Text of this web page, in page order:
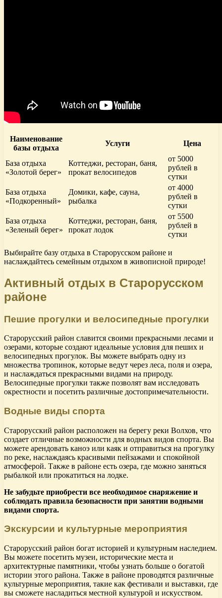
Наименование
базы отдыха
Услуги Цена
База отдыха
«Золотой берег»
Коттеджи, ресторан, баня,
прокат велосипедов
от 5000
рублей в
сутки
База отдыха
«Подкоренный»
Домики, кафе, сауна,
рыбалка
от 4000
рублей в
сутки
База отдыха
«Зеленый берег»
Коттеджи, ресторан, баня,
прокат лодок
от 5500
рублей в
сутки
Выбирайте базу отдыха в Старорусском районе и
наслаждайтесь семейным отдыхом в живописной природе!
Активный отдых в Старорусском
районе
Пешие прогулки и велосипедные прогулки
Старорусский район славится своими прекрасными лесами и
озерами, которые создают идеальные условия для пеших и
велосипедных прогулок. Вы можете выбрать одну из
множества тропинок, которые ведут через леса, поля и озера,
и наслаждаться прекрасными видами на природу.
Велосипедные прогулки также позволят вам исследовать
окрестности и посетить различные достопримечательности.
Водные виды спорта
Старорусский район расположен на берегу реки Волхов, что
создает отличные возможности для водных видов спорта. Вы
можете арендовать каноэ или каяк и отправиться на прогулку
по реке, наслаждаясь красивыми пейзажами и спокойной
атмосферой. Также в районе есть озера, где можно заняться
рыбалкой или прокатиться на лодке.
Не забудьте приобрести все необходимое снаряжение и
соблюдать правила безопасности при занятии водными
видами спорта.
Экскурсии и культурные мероприятия
Старорусский район богат историей и культурным наследием.
Вы можете посетить музеи, исторические места и
архитектурные памятники, чтобы узнать больше о богатой
истории этого района. Также в районе проводятся различные
культурные мероприятия, такие как фестивали и выставки, где
вы сможете насладиться местной культурой и искусством.